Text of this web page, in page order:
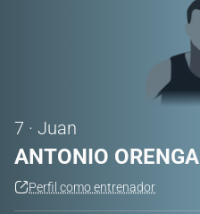
7 · Juan
ANTONIO ORENGA
Perfil como entrenador